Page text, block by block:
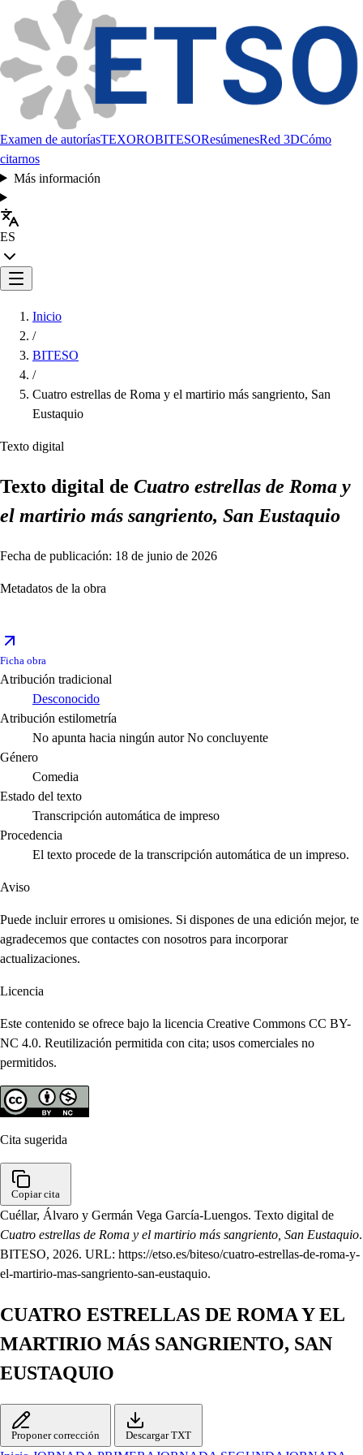
Examen de autoríasTEXOROBITESOResúmenesRed 3DCómo
citarnos
Más información
ES
Inicio
/
BITESO
/
Cuatro estrellas de Roma y el martirio más sangriento, San
Eustaquio
Texto digital
Texto digital de Cuatro estrellas de Roma y
el martirio más sangriento, San Eustaquio
Fecha de publicación: 18 de junio de 2026
Metadatos de la obra
Ficha obra
Atribución tradicional
Desconocido
Atribución estilometría
No apunta hacia ningún autor No concluyente
Género
Comedia
Estado del texto
Transcripción automática de impreso
Procedencia
El texto procede de la transcripción automática de un impreso.
Aviso
Puede incluir errores u omisiones. Si dispones de una edición mejor, te
agradecemos que contactes con nosotros para incorporar
actualizaciones.
Licencia
Este contenido se ofrece bajo la licencia Creative Commons CC BY-
NC 4.0. Reutilización permitida con cita; usos comerciales no
permitidos.
Cita sugerida
Copiar cita
Cuéllar, Álvaro y Germán Vega García-Luengos. Texto digital de
Cuatro estrellas de Roma y el martirio más sangriento, San Eustaquio.
BITESO, 2026. URL: https://etso.es/biteso/cuatro-estrellas-de-roma-y-
el-martirio-mas-sangriento-san-eustaquio.
CUATRO ESTRELLAS DE ROMA Y EL
MARTIRIO MÁS SANGRIENTO, SAN
EUSTAQUIO
Proponer corrección Descargar TXT